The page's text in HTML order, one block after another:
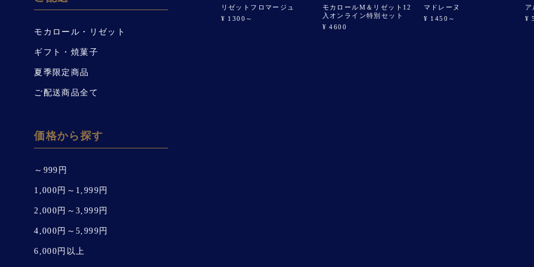
モカロール・リゼット
ギフト・焼菓子
夏季限定商品
ご配送商品全て
価格から探す
～999円
1,000円～1,999円
2,000円～3,999円
4,000円～5,999円
6,000円以上
リゼットフロマージュ
¥ 1300～
モカロールM＆リゼット12
入オンライン特別セット
¥ 4600
マドレーヌ
¥ 1450～
ア
¥